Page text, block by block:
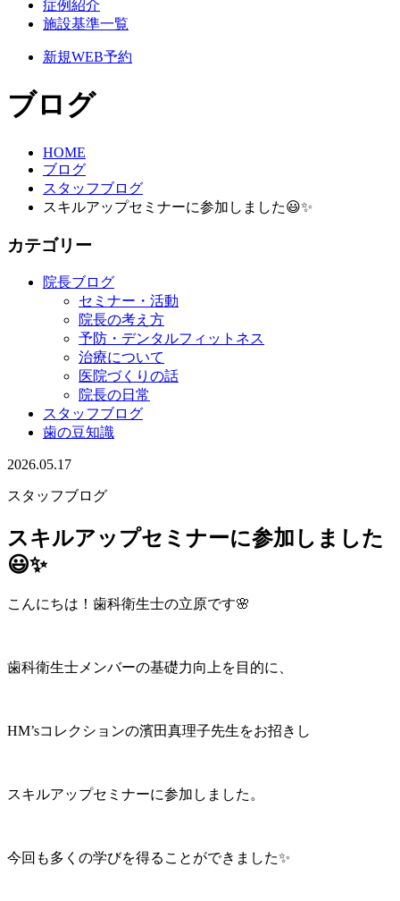
症例紹介
施設基準一覧
新規WEB予約
ブログ
HOME
ブログ
スタッフブログ
スキルアップセミナーに参加しました😃✨
カテゴリー
院長ブログ
セミナー・活動
院長の考え方
予防・デンタルフィットネス
治療について
医院づくりの話
院長の日常
スタッフブログ
歯の豆知識
2026.05.17
スタッフブログ
スキルアップセミナーに参加しました
😃✨
こんにちは！歯科衛生士の立原です🌸
歯科衛生士メンバーの基礎力向上を目的に、
HM’sコレクションの濱田真理子先生をお招きし
スキルアップセミナーに参加しました。
今回も多くの学びを得ることができました✨